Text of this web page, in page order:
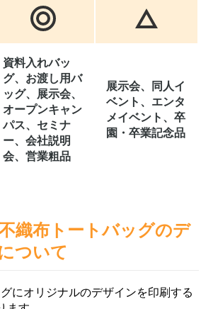
資料入れバッ
グ、お渡し用バ
ッグ、展示会、
オープンキャン
パス、セミナ
ー、会社説明
会、営業粗品
展示会、同人イ
ベント、エンタ
メイベント、卒
園・卒業記念品
織布トートバッグのデ
ついて
にオリジナルのデザインを印刷する